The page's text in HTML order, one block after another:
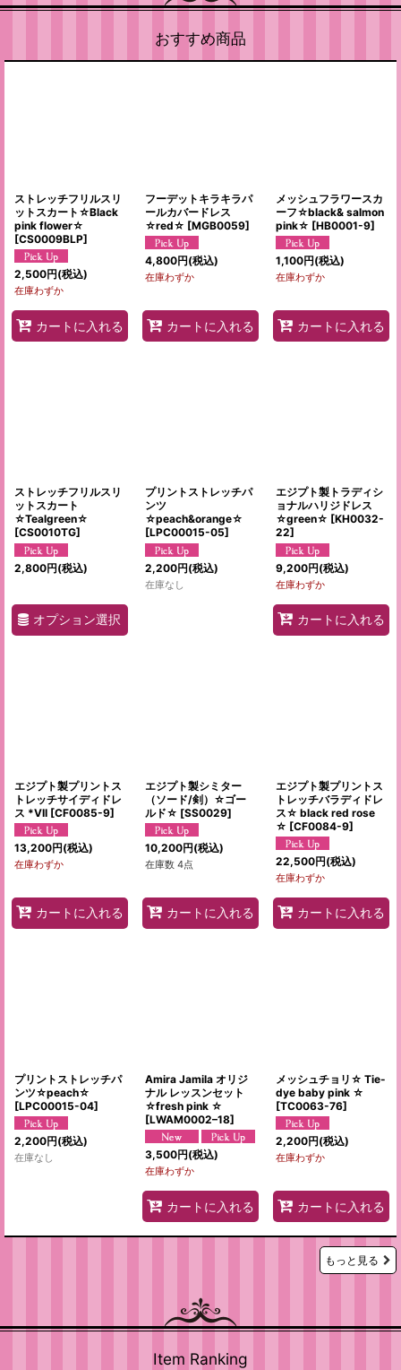
おすすめ商品
ストレッチフリルスリ
ットスカート☆Black
pink flower☆
[CS0009BLP]
2,500円(税込)
在庫わずか
カートに入れる
フーデットキラキラパ
ールカバードレス
☆red☆ [MGB0059]
4,800円(税込)
在庫わずか
カートに入れる
メッシュフラワースカ
ーフ☆black& salmon
pink☆ [HB0001-9]
1,100円(税込)
在庫わずか
カートに入れる
ストレッチフリルスリ
ットスカート
☆Tealgreen☆
[CS0010TG]
2,800円(税込)
オプション選択
プリントストレッチパ
ンツ
☆peach&orange☆
[LPC00015-05]
2,200円(税込)
在庫なし
エジプト製トラディシ
ョナルハリジドレス
☆green☆ [KH0032-
22]
9,200円(税込)
在庫わずか
カートに入れる
エジプト製プリントス
トレッチサイディドレ
ス *VII [CF0085-9]
13,200円(税込)
在庫わずか
カートに入れる
エジプト製シミター
（ソード/剣）☆ゴー
ルド☆ [SS0029]
10,200円(税込)
在庫数 4点
カートに入れる
エジプト製プリントス
トレッチバラディドレ
ス☆ black red rose
☆ [CF0084-9]
22,500円(税込)
在庫わずか
カートに入れる
プリントストレッチパ
ンツ☆peach☆
[LPC00015-04]
2,200円(税込)
在庫なし
Amira Jamila オリジ
ナル レッスンセット
☆fresh pink ☆
[LWAM0002–18]
3,500円(税込)
在庫わずか
カートに入れる
メッシュチョリ☆ Tie-
dye baby pink ☆
[TC0063-76]
2,200円(税込)
在庫わずか
カートに入れる
もっと見る
Item Ranking